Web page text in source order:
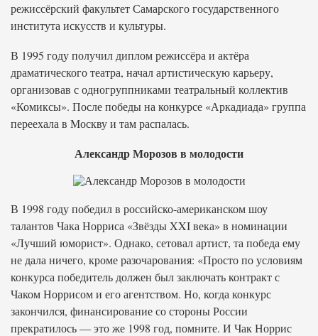
режиссёрский факультет Самарского государственного
института искусств и культуры.
В 1995 году получил диплом режиссёра и актёра
драматического театра, начал артистическую карьеру,
организовав с одногруппниками театральный коллектив
«Комиксы». После победы на конкурсе «Аркадиада» группа
переехала в Москву и там распалась.
Александр Морозов в молодости
В 1998 году победил в российско-американском шоу
талантов Чака Норриса «Звёзды XXI века» в номинации
«Лучший юморист». Однако, сетовал артист, та победа ему
не дала ничего, кроме разочарования: «Просто по условиям
конкурса победитель должен был заключать контракт с
Чаком Норрисом и его агентством. Но, когда конкурс
закончился, финансирование со стороны России
прекратилось — это же 1998 год, помните. И Чак Норрис